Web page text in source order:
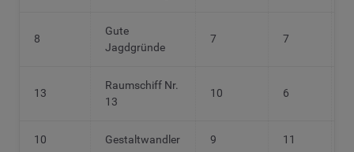
8
Gute
Jagdgründe
7 7
13
Raumschiff Nr.
13
10 6
10 Gestaltwandler 9 11